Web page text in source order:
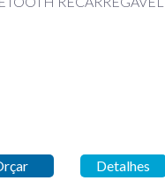
Detalhes